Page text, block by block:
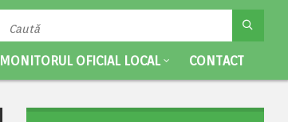
MONITORUL OFICIAL LOCAL CONTACT